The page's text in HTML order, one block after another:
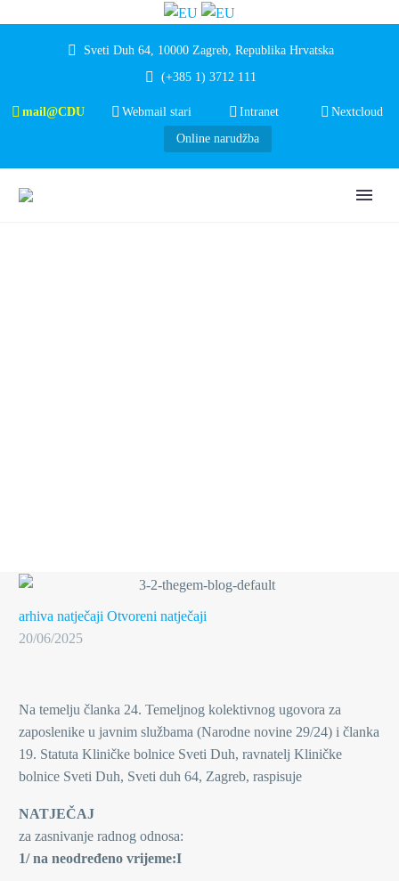
Sveti Duh 64, 10000 Zagreb, Republika Hrvatska
(+385 1) 3712 111
mail@CDU Webmail stari Intranet
Nextcloud
Online narudžba
arhiva natječaji Otvoreni natječaji
20/06/2025
Na temelju članka 24. Temeljnog kolektivnog ugovora za
zaposlenike u javnim službama (Narodne novine 29/24) i članka
19. Statuta Kliničke bolnice Sveti Duh, ravnatelj Kliničke
bolnice Sveti Duh, Sveti duh 64, Zagreb, raspisuje
NATJEČAJ
za zasnivanje radnog odnosa:
1/ na neodređeno vrijeme:I